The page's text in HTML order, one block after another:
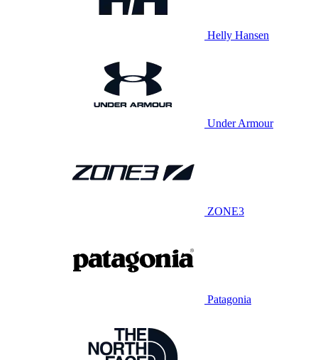
Helly Hansen
Under Armour
ZONE3
Patagonia